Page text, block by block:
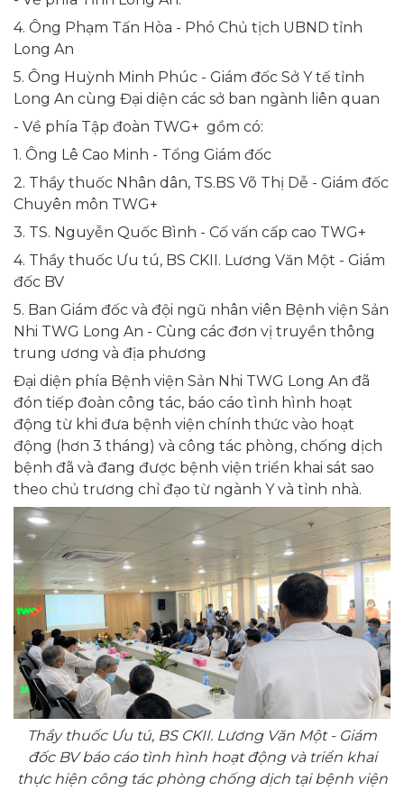
4. Ông Phạm Tấn Hòa - Phó Chủ tịch UBND tỉnh
Long An
5. Ông Huỳnh Minh Phúc - Giám đốc Sở Y tế tỉnh
Long An cùng Đại diện các sở ban ngành liên quan
- Về phía Tập đoàn TWG+ gồm có:
1. Ông Lê Cao Minh - Tổng Giám đốc
2. Thầy thuốc Nhân dân, TS.BS Võ Thị Dễ - Giám đốc
Chuyên môn TWG+
3. TS. Nguyễn Quốc Bình - Cố vấn cấp cao TWG+
4. Thầy thuốc Ưu tú, BS CKII. Lương Văn Một - Giám
đốc BV
5. Ban Giám đốc và đội ngũ nhân viên Bệnh viện Sản
Nhi TWG Long An - Cùng các đơn vị truyền thông
trung ương và địa phương
Đại diện phía Bệnh viện Sản Nhi TWG Long An đã
đón tiếp đoàn công tác, báo cáo tình hình hoạt
động từ khi đưa bệnh viện chính thức vào hoạt
động (hơn 3 tháng) và công tác phòng, chống dịch
bệnh đã và đang được bệnh viện triển khai sát sao
theo chủ trương chỉ đạo từ ngành Y và tỉnh nhà.
Thầy thuốc Ưu tú, BS CKII. Lương Văn Một - Giám
đốc BV báo cáo tình hình hoạt động và triển khai
thực hiện công tác phòng chống dịch tại bệnh viện